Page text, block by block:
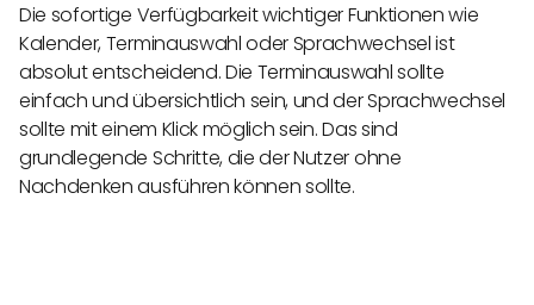
Die sofortige Verfügbarkeit wichtiger Funktionen wie
Kalender, Terminauswahl oder Sprachwechsel ist
absolut entscheidend. Die Terminauswahl sollte
einfach und übersichtlich sein, und der Sprachwechsel
sollte mit einem Klick möglich sein. Das sind
grundlegende Schritte, die der Nutzer ohne
Nachdenken ausführen können sollte.